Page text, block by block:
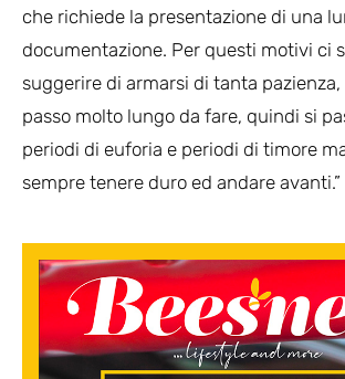
che richiede la presentazione di una
documentazione. Per questi motivi ci
suggerire di armarsi di tanta
passo molto lungo da fare, quindi si
periodi di euforia e periodi di timore
sempre tenere duro ed andare avanti.”